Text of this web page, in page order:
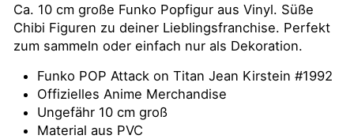
Ca. 10 cm große Funko Popfigur aus Vinyl. Süße
Chibi Figuren zu deiner Lieblingsfranchise. Perfekt
zum sammeln oder einfach nur als Dekoration.
Funko POP Attack on Titan Jean Kirstein #1992
Offizielles Anime Merchandise
Ungefähr 10 cm groß
Material aus PVC